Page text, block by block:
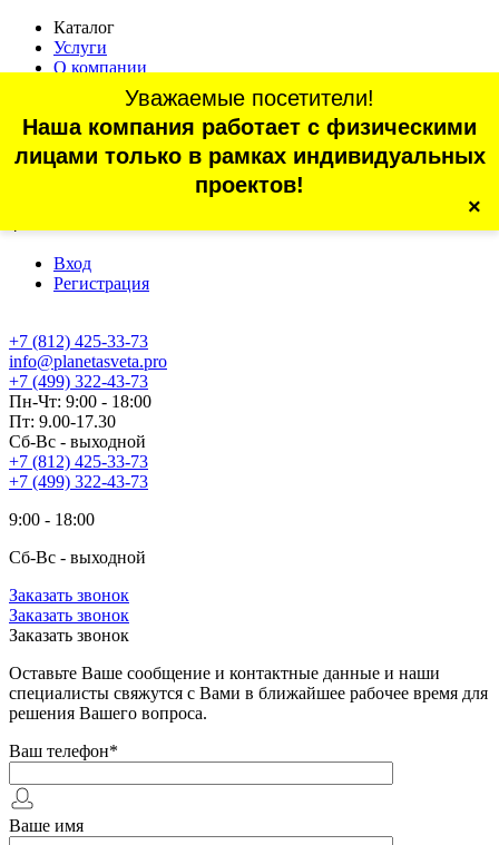
Каталог
Услуги
О компании
Статьи
Контакты
Отзывы
г. Санкт-Петербург, проспект Обуховской Обороны, 70, корп.
Вход
Регистрация
+7 (812) 425-33-73
Уважаемые посетители!
Наша компания работает с физическими
лицами только в рамках индивидуальных
проектов!
×
info@planetasveta.pro
+7 (499) 322-43-73
Пн-Чт: 9:00 - 18:00
Пт: 9.00-17.30
Сб-Вс - выходной
+7 (812) 425-33-73
+7 (499) 322-43-73
9:00 - 18:00
Сб-Вс - выходной
Заказать звонок
Заказать звонок
Заказать звонок
Оставьте Ваше сообщение и контактные данные и наши
специалисты свяжутся с Вами в ближайшее рабочее время для
решения Вашего вопроса.
Ваш телефон*
Ваше имя